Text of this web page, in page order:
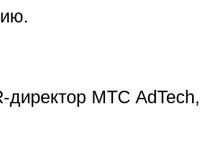
директор МТС AdTech,